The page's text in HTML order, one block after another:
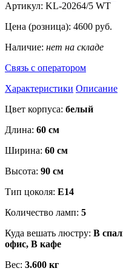
Артикул: KL-20264/5 WT
Цена (розница): 4600 руб.
Наличие: нет на складе
Связь с оператором
Характеристики Описание
Цвет корпуса: белый
Длина: 60 см
Ширина: 60 см
Высота: 90 см
Тип цоколя: Е14
Количество ламп: 5
Куда вешать люстру: В
офис, В кафе
Вес: 3.600 кг